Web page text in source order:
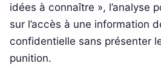
idées à connaître », l’analyse
sur l’accès à une information
confidentielle sans présenter
punition.